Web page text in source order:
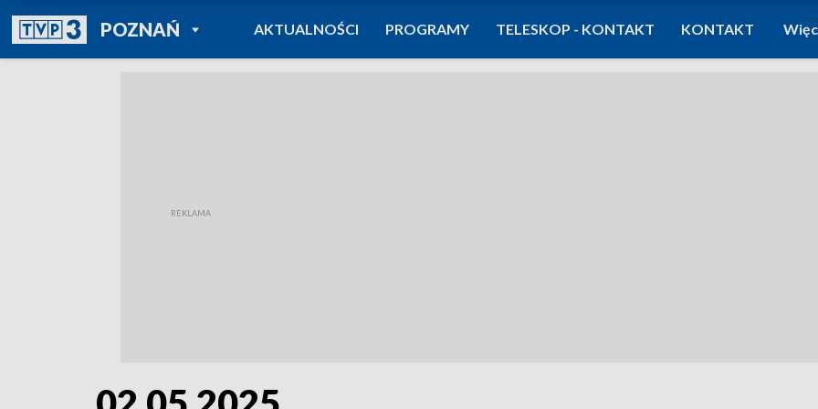
POZNAŃPOWRÓT DO
TVP REGIONY
AKTUALNOŚCI PROGRAMY TELESKOP - KONTAKT KONTAKT